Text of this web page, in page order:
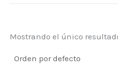
Mostrando el único